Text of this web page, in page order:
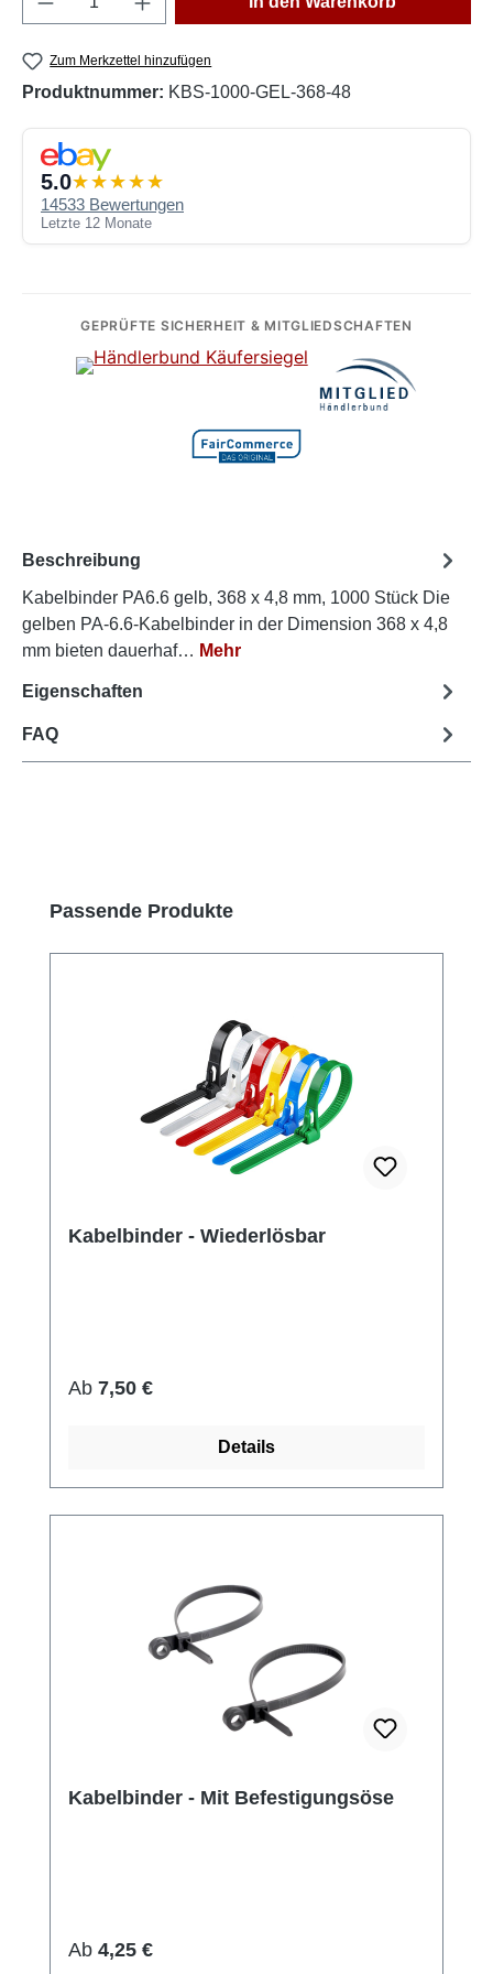
Zum Merkzettel hinzufügen
Produktnummer: KBS-1000-GEL-368-48
5.0
14533 Bewertungen
Letzte 12 Monate
GEPRÜFTE SICHERHEIT & MITGLIEDSCHAFTEN
Beschreibung
Kabelbinder PA6.6 gelb, 368 x 4,8 mm, 1000 Stück Die
gelben PA-6.6-Kabelbinder in der Dimension 368 x 4,8
mm bieten dauerhaf… Mehr
Eigenschaften
FAQ
Produktgalerie überspringen
Passende Produkte
Kabelbinder - Wiederlösbar
Regulärer Preis:
Ab 7,50 €
Details
Kabelbinder - Mit Befestigungsöse
Regulärer Preis:
Ab 4,25 €